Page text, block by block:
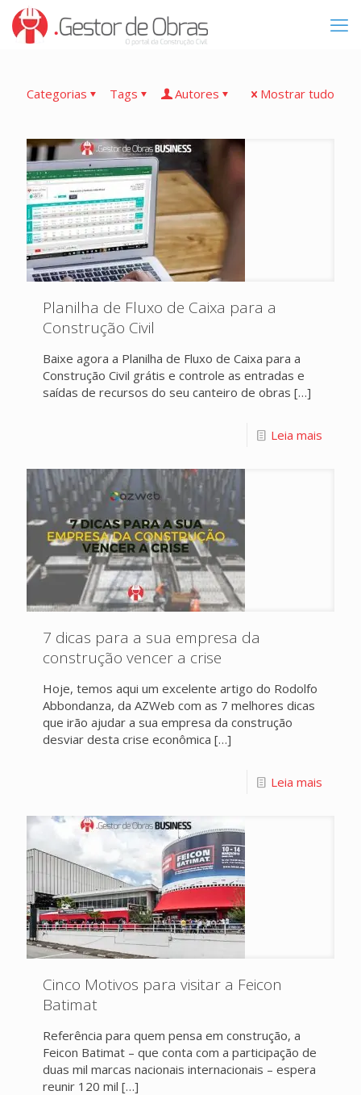
Categorias Tags Autores Mostrar tudo
Planilha de Fluxo de Caixa para a
Construção Civil
Baixe agora a Planilha de Fluxo de Caixa para a
Construção Civil grátis e controle as entradas e
saídas de recursos do seu canteiro de obras […]
Leia mais
7 dicas para a sua empresa da
construção vencer a crise
Hoje, temos aqui um excelente artigo do Rodolfo
Abbondanza, da AZWeb com as 7 melhores dicas
que irão ajudar a sua empresa da construção
desviar desta crise econômica […]
Leia mais
Cinco Motivos para visitar a Feicon
Batimat
Referência para quem pensa em construção, a
Feicon Batimat – que conta com a participação de
duas mil marcas nacionais internacionais – espera
reunir 120 mil […]